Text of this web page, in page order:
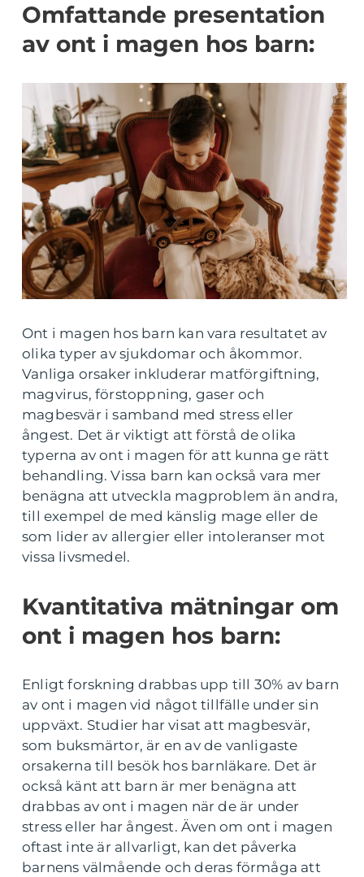
Omfattande presentation
av ont i magen hos barn:
Ont i magen hos barn kan vara resultatet av
olika typer av sjukdomar och åkommor.
Vanliga orsaker inkluderar matförgiftning,
magvirus, förstoppning, gaser och
magbesvär i samband med stress eller
ångest. Det är viktigt att förstå de olika
typerna av ont i magen för att kunna ge rätt
behandling. Vissa barn kan också vara mer
benägna att utveckla magproblem än andra,
till exempel de med känslig mage eller de
som lider av allergier eller intoleranser mot
vissa livsmedel.
Kvantitativa mätningar om
ont i magen hos barn:
Enligt forskning drabbas upp till 30% av barn
av ont i magen vid något tillfälle under sin
uppväxt. Studier har visat att magbesvär,
som buksmärtor, är en av de vanligaste
orsakerna till besök hos barnläkare. Det är
också känt att barn är mer benägna att
drabbas av ont i magen när de är under
stress eller har ångest. Även om ont i magen
oftast inte är allvarligt, kan det påverka
barnens välmående och deras förmåga att